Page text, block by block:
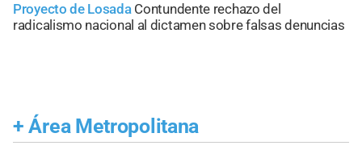
Proyecto de Losada Contundente rechazo del
radicalismo nacional al dictamen sobre falsas denuncias
+ Área Metropolitana